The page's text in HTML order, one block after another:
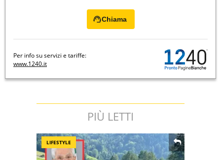
Chiama
Per info su servizi e tariffe:
www.1240.it
PIÙ LETTI
LIFESTYLE